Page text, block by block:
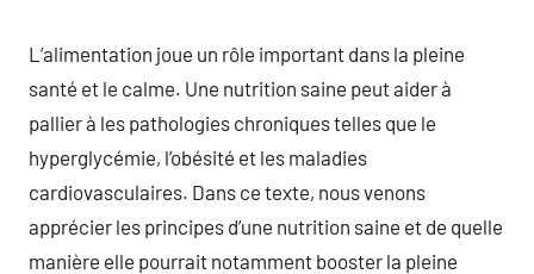
L’alimentation joue un rôle important dans la pleine
santé et le calme. Une nutrition saine peut aider à
pallier à les pathologies chroniques telles que le
hyperglycémie, l’obésité et les maladies
cardiovasculaires. Dans ce texte, nous venons
apprécier les principes d’une nutrition saine et de quelle
manière elle pourrait notamment booster la pleine